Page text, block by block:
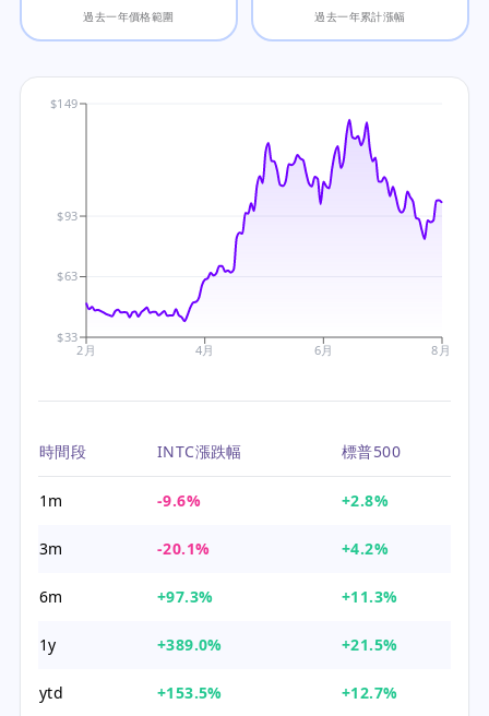
過去一年價格範圍 過去一年累計漲幅
2月 4月 6月 8月
$33
$63
$93
$149
時間段 INTC漲跌幅 標普500
1m -9.6% +2.8%
3m -20.1% +4.2%
6m +97.3% +11.3%
1y +389.0% +21.5%
ytd +153.5% +12.7%